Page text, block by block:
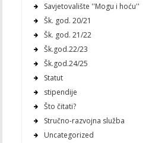
Savjetovalište ''Mogu i hoću''
Šk. god. 20/21
Šk. god. 21/22
Šk.god.22/23
Šk.god.24/25
Statut
stipendije
Što čitati?
Stručno-razvojna služba
Uncategorized